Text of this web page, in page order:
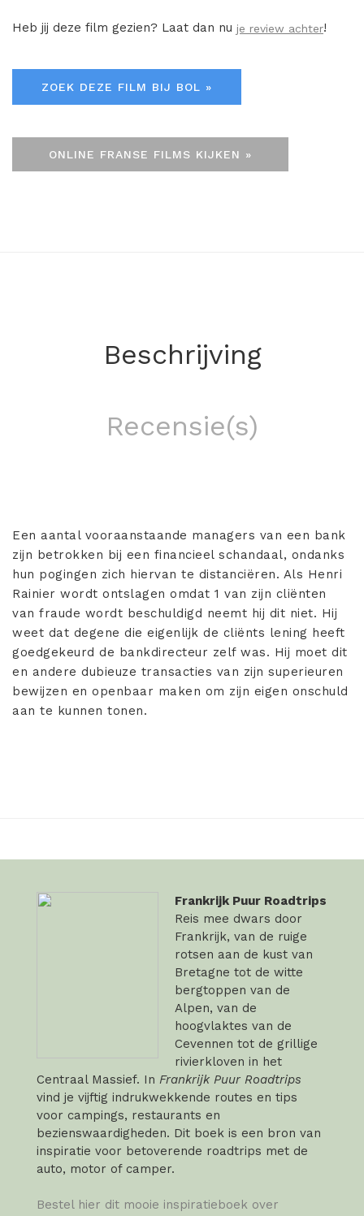
Heb jij deze film gezien? Laat dan nu je review achter!
ZOEK DEZE FILM BIJ BOL »
ONLINE FRANSE FILMS KIJKEN »
Beschrijving
Recensie(s)
Een aantal vooraanstaande managers van een bank
zijn betrokken bij een financieel schandaal, ondanks
hun pogingen zich hiervan te distanciëren. Als Henri
Rainier wordt ontslagen omdat 1 van zijn cliënten
van fraude wordt beschuldigd neemt hij dit niet. Hij
weet dat degene die eigenlijk de cliënts lening heeft
goedgekeurd de bankdirecteur zelf was. Hij moet dit
en andere dubieuze transacties van zijn superieuren
bewijzen en openbaar maken om zijn eigen onschuld
aan te kunnen tonen.
Frankrijk Puur Roadtrips
Reis mee dwars door
Frankrijk, van de ruige
rotsen aan de kust van
Bretagne tot de witte
bergtoppen van de
Alpen, van de
hoogvlaktes van de
Cevennen tot de grillige
rivierkloven in het
Centraal Massief. In Frankrijk Puur Roadtrips
vind je vijftig indrukwekkende routes en tips
voor campings, restaurants en
bezienswaardigheden. Dit boek is een bron van
inspiratie voor betoverende roadtrips met de
auto, motor of camper.
Bestel hier dit mooie inspiratieboek over